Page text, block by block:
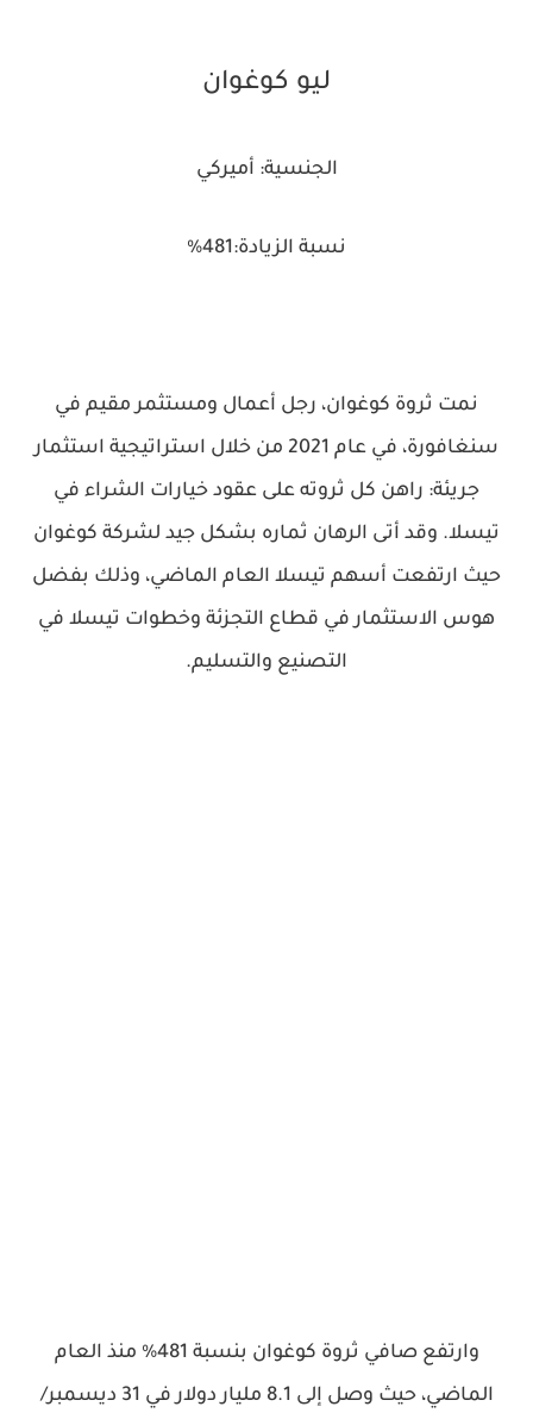
ليو كوغوان
الجنسية: أميركي
نسبة الزيادة:481%
نمت ثروة كوغوان، رجل أعمال ومستثمر مقيم في
سنغافورة، في عام 2021 من خلال استراتيجية استثمار
جريئة: راهن كل ثروته على عقود خيارات الشراء في
تيسلا. وقد أتى الرهان ثماره بشكل جيد لشركة كوغوان
حيث ارتفعت أسهم تيسلا العام الماضي، وذلك بفضل
هوس الاستثمار في قطاع التجزئة وخطوات تيسلا في
التصنيع والتسليم.
وارتفع صافي ثروة كوغوان بنسبة 481% منذ العام
الماضي، حيث وصل إلى 8.1 مليار دولار في 31 ديسمبر/